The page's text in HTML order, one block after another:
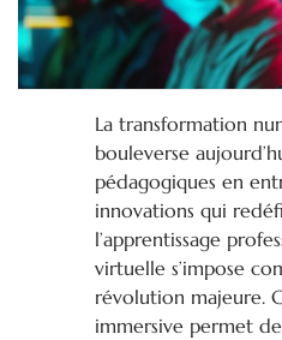
La transformation
bouleverse
pédagogiques en
innovations qui
l’apprentissage
virtuelle s’impose
révolution majeure.
immersive permet